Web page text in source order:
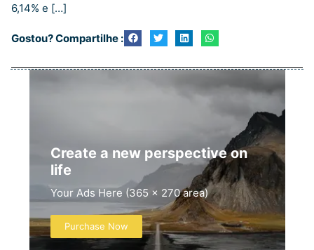
6,14% e […]
Gostou? Compartilhe :
Create a new perspective on
life
Your Ads Here (365 x 270 area)
Purchase Now